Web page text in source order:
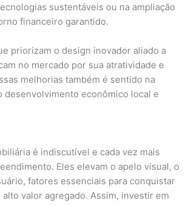
sustentáveis ou na ampliação
financeiro garantido.
priorizam o design inovador aliado a
no mercado por sua atratividade e
melhorias também é sentido na
econômico local e
é indiscutível e cada vez mais
Eles elevam o apelo visual, o
fatores essenciais para conquistar
valor agregado. Assim, investir em